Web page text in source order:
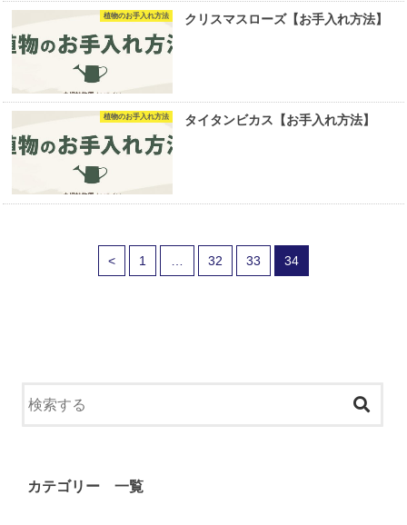
植物のお手入れ方法 クリスマスローズ【お手入れ方法】
植物のお手入れ方法 タイタンビカス【お手入れ方法】
< 1 32 33 34
カテゴリー 一覧